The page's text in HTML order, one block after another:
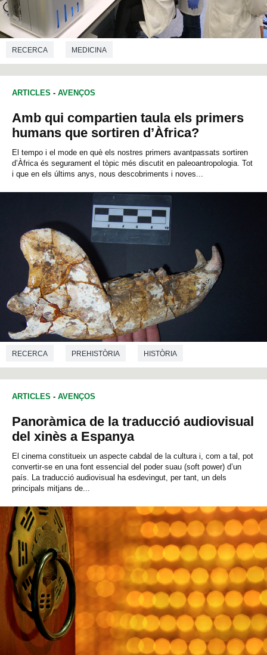
RECERCA MEDICINA
ARTICLES - AVENÇOS
Amb qui compartien taula els primers
humans que sortiren d’Àfrica?
El tempo i el mode en què els nostres primers avantpassats sortiren
d’Àfrica és segurament el tòpic més discutit en paleoantropologia. Tot
i que en els últims anys, nous descobriments i noves...
RECERCA PREHISTÒRIA HISTÒRIA
ARQUEOLOGIA
ARTICLES - AVENÇOS
Panoràmica de la traducció audiovisual
del xinès a Espanya
El cinema constitueix un aspecte cabdal de la cultura i, com a tal, pot
convertir-se en una font essencial del poder suau (soft power) d’un
país. La traducció audiovisual ha esdevingut, per tant, un dels
principals mitjans de...